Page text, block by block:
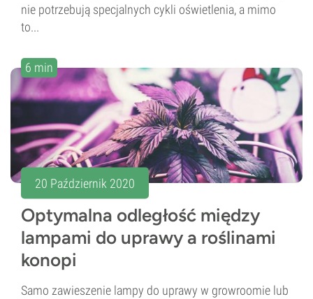
nie potrzebują specjalnych cykli oświetlenia, a mimo
to...
6 min
20 Październik 2020
Optymalna odległość między
lampami do uprawy a roślinami
konopi
Samo zawieszenie lampy do uprawy w growroomie lub